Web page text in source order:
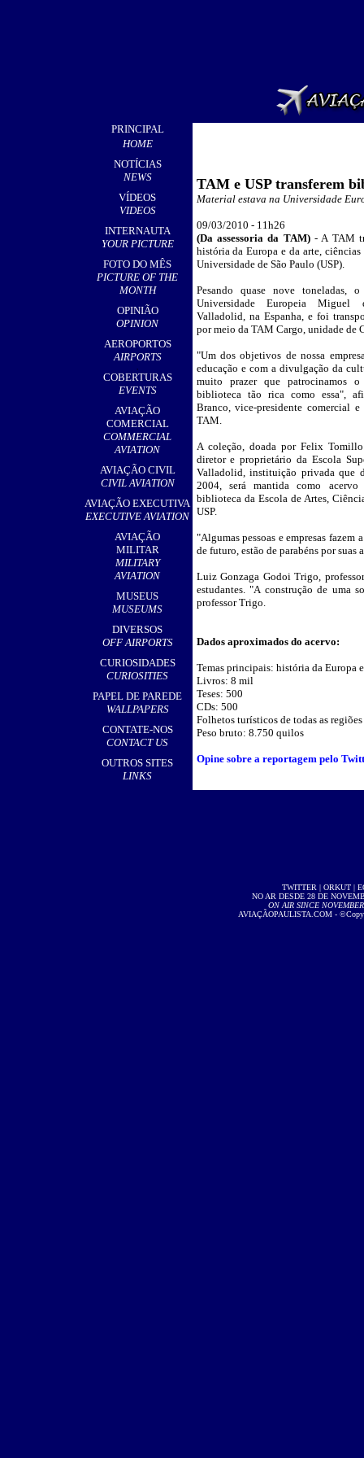
PRINCIPAL
HOME
NOTÍCIAS
NEWS
VÍDEOS
VIDEOS
INTERNAUTA
YOUR PICTURE
FOTO DO MÊS
PICTURE OF THE
MONTH
OPINIÃO
OPINION
AEROPORTOS
AIRPORTS
,
COBERTURAS
EVENTS
AVIAÇÃO
COMERCIAL
COMMERCIAL
AVIATION
AVIAÇÃO CIVIL
CIVIL AVIATION
AVIAÇÃO EXECUTIVA
EXECUTIVE AVIATION
AVIAÇÃO
MILITAR
MILITARY
AVIATION
MUSEUS
MUSEUMS
DIVERSOS
OFF AIRPORTS
CURIOSIDADES
CURIOSITIES
PAPEL DE PAREDE
WALLPAPERS
CONTATE-NOS
CONTACT US
OUTROS SITES
LINKS
TAM e USP transferem
Material estava na Universidade
09/03/2010 - 11h26
(Da assessoria da TAM) - A TAM
história da Europa e da arte,
Universidade de São Paulo (USP).
Pesando quase nove toneladas,
Universidade Europeia Miguel
Valladolid, na Espanha, e foi
por meio da TAM Cargo, unidade de
"Um dos objetivos de nossa
educação e com a divulgação da
muito prazer que patrocinamos
biblioteca tão rica como essa",
Branco, vice-presidente comercial
TAM.
A coleção, doada por Felix
diretor e proprietário da Escola
Valladolid, instituição privada que
2004, será mantida como
biblioteca da Escola de Artes,
USP.
"Algumas pessoas e empresas
de futuro, estão de parabéns por suas
Luiz Gonzaga Godoi Trigo,
estudantes. "A construção de uma
professor Trigo.
Dados aproximados do acervo:
Temas principais: história da Europa
Livros: 8 mil
Teses: 500
CDs: 500
Folhetos turísticos de todas as
Peso bruto: 8.750 quilos
Opine sobre a reportagem pelo
TWITTER | ORKUT |
NO AR DESDE 28 DE
ON AIR SINCE
AVIAÇÃOPAULISTA.COM -